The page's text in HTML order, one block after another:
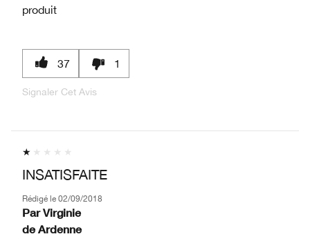
produit
37 1
Signaler Cet Avis
INSATISFAITE
Rédigé le 02/09/2018
Par Virginie
de Ardenne